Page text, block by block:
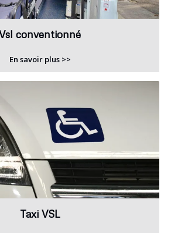
conventionné
En savoir plus >>
Taxi VSL